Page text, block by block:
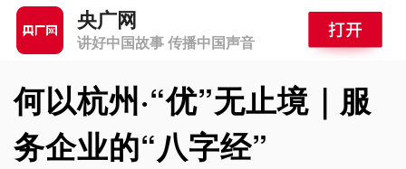
央广网
讲好中国故事 传播中国声音
何以杭州·“优”无止境｜服
务企业的“八字经”